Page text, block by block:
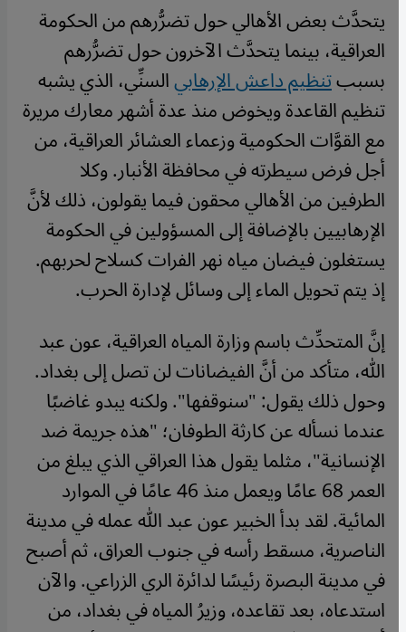
يتحدَّث بعض الأهالي حول تضرُّرهم من الحكومة
العراقية، بينما يتحدَّث الآخرون حول تضرُّرهم
بسببتنظيم داعش الإرهابيالسنِّي، الذي يشبه
تنظيم القاعدة ويخوض منذ عدة أشهر معارك مريرة
مع القوَّات الحكومية وزعماء العشائر العراقية، من
أجل فرض سيطرته في محافظة الأنبار. وكلا
الطرفين من الأهالي محقون فيما يقولون، ذلك لأنَّ
الإرهابيين بالإضافة إلى المسؤولين في الحكومة
يستغلون فيضان مياه نهر الفرات كسلاح لحربهم.
إذ يتم تحويل الماء إلى وسائل لإدارة الحرب.
إنَّ المتحدِّث باسم وزارة المياه العراقية، عون عبد
الله، متأكد من أنَّ الفيضانات لن تصل إلى بغداد.
وحول ذلك يقول: "سنوقفها". ولكنه يبدو غاضبًا
عندما نسأله عن كارثة الطوفان؛ "هذه جريمة ضد
الإنسانية"، مثلما يقول هذا العراقي الذي يبلغ من
العمر 68 عامًا ويعمل منذ 46 عامًا في الموارد
المائية. لقد بدأ الخبير عون عبد الله عمله في مدينة
الناصرية، مسقط رأسه في جنوب العراق، ثم أصبح
في مدينة البصرة رئيسًا لدائرة الري الزراعي. والآن
استدعاه، بعد تقاعده، وزيرُ المياه في بغداد، من